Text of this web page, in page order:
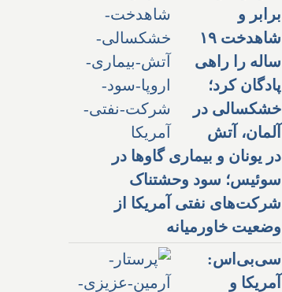
برابر و
شاهدخت ۱۹
ساله را راهی
پادگان کرد؛
خشکسالی در
آلمان، آتش
در یونان و بیماری گاوها در
سوئیس؛ سود وحشتناک
شرکت‌های نفتی آمریکا از
وضعیت خاورمیانه
سی‌بی‌اس:
آمریکا و